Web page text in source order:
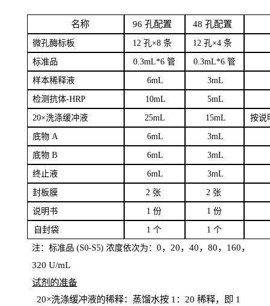
名称 96 孔配置 48 孔配置
微孔酶标板 12 孔×8 条 12 孔×4 条
标准品 0.3mL*6 管 0.3mL*6 管
样本稀释液 6mL 3mL
检测抗体-HRP 10mL 5mL
20×洗涤缓冲液 25mL 15mL 按说
底物A 6mL 3mL
底物B 6mL 3mL
终止液 6mL 3mL
封板膜 2 张 2 张
说明书 1 份 1 份
自封袋 1 个 1 个
注：标准品 (S0-S5) 浓度依次为： 0，20，40，80，160，
320 U/mL
试剂的准备
20×洗涤缓冲液的稀释：蒸馏水按 1：20 稀释，即 1